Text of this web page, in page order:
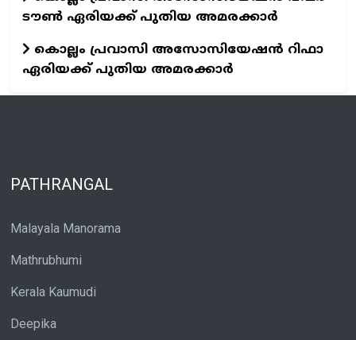
ടൗണ്‍ ഏരിയക്ക് പുതിയ അമരക്കാര്‍
കൊല്ലം പ്രവാസി അസോസിയേഷന്‍ റിഫാ
ഏരിയക്ക് പുതിയ അമരക്കാര്‍
PATHRANGAL
Malayala Manorama
Mathrubhumi
Kerala Kaumudi
Deepika